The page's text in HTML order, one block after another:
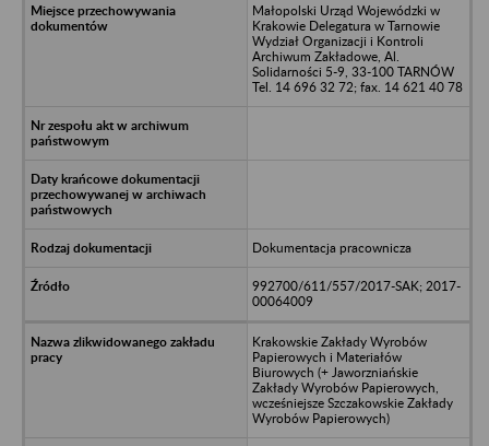
Małopolski Urząd Wojewódzki w
Krakowie Delegatura w Tarnowie
Wydział Organizacji i Kontroli
Archiwum Zakładowe, Al.
Solidarności 5-9, 33-100 TARNÓW
Tel. 14 696 32 72; fax. 14 621 40 78
Dokumentacja pracownicza
992700/611/557/2017-SAK; 2017-
00064009
Krakowskie Zakłady Wyrobów
Papierowych i Materiałów
Biurowych (+ Jaworzniańskie
Zakłady Wyrobów Papierowych,
wcześniejsze Szczakowskie Zakłady
Wyrobów Papierowych)